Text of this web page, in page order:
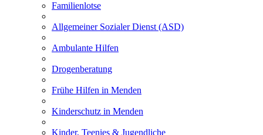
Familienlotse
Allgemeiner Sozialer Dienst (ASD)
Ambulante Hilfen
Drogenberatung
Frühe Hilfen in Menden
Kinderschutz in Menden
Kinder, Teenies & Jugendliche